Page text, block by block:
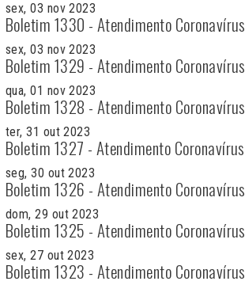
sex, 03 nov 2023
Boletim 1330 - Atendimento Coronavírus
sex, 03 nov 2023
Boletim 1329 - Atendimento Coronavírus
qua, 01 nov 2023
Boletim 1328 - Atendimento Coronavírus
ter, 31 out 2023
Boletim 1327 - Atendimento Coronavírus
seg, 30 out 2023
Boletim 1326 - Atendimento Coronavírus
dom, 29 out 2023
Boletim 1325 - Atendimento Coronavírus
sex, 27 out 2023
Boletim 1323 - Atendimento Coronavírus